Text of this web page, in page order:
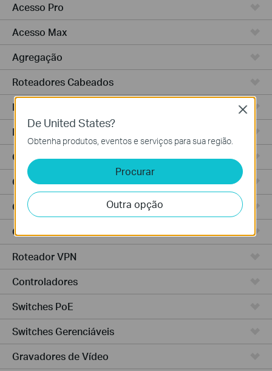
Acesso Pro
Acesso Max
Agregação
Roteadores Cabeados
Roteadores Wi-Fi
Roteadores Integrados
Controlador Baseado em Nuvem
Controlador Hardware
Controlador Software
Câmeras IP
Roteador VPN
Controladores
Switches PoE
Switches Gerenciáveis
Gravadores de Vídeo
De United States?
Obtenha produtos, eventos e serviços para sua região.
Procurar
Outra opção
Close